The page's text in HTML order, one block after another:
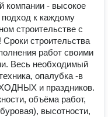
компании - высокое
к каждому
строительстве с
строительства
работ своими
Весь необходимый
опалубка -в
и праздников.
объёма работ,
высотности,